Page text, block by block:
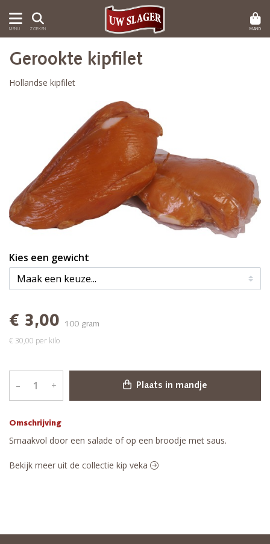
MENU ZOEKEN MAND
Omschrijving
Smaakvol door een salade of op een broodje met saus.
Gerookte kipfilet
Hollandse kipfilet
Kies een gewicht
€ 3,00 100 gram
€ 30,00 per kilo
– + Plaats in mandje
Bekijk meer uit de collectie kip veka